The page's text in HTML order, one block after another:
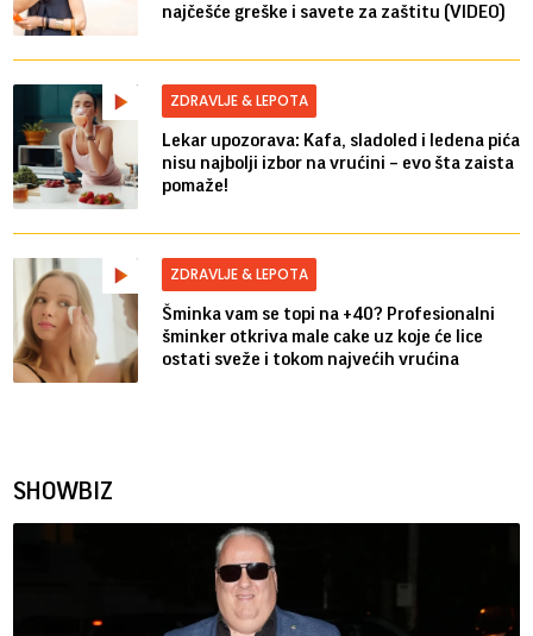
najčešće greške i savete za zaštitu (VIDEO)
ZDRAVLJE & LEPOTA
Lekar upozorava: Kafa, sladoled i ledena pića
nisu najbolji izbor na vrućini – evo šta zaista
pomaže!
ZDRAVLJE & LEPOTA
Šminka vam se topi na +40? Profesionalni
šminker otkriva male cake uz koje će lice
ostati sveže i tokom najvećih vrućina
SHOWBIZ